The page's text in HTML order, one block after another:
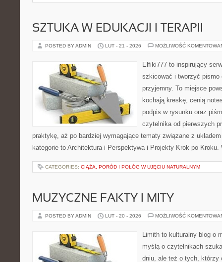
SZTUKA W EDUKACJI I TERAPII
POSTED BY ADMIN LUT - 21 - 2026 MOŻLIWOŚĆ
Elfiki777 to inspirujący
szkicować i tworzyć pismo
przyjemny. To miejsce
kochają kreskę, cenią
podpis w rysunku oraz
czytelnika od pierwszych
praktykę, aż po bardziej wymagające tematy związane z
kategorie to Architektura i Perspektywa i Projekty Krok po
CATEGORIES: CIĄŻA, PORÓD I POŁÓG W UJĘCIU NATURALNYM
MUZYCZNE FAKTY I MITY
POSTED BY ADMIN LUT - 20 - 2026 MOŻLIWOŚĆ
Limith to kulturalny blog o
myślą o czytelnikach
dniu, ale też o tych, którzy